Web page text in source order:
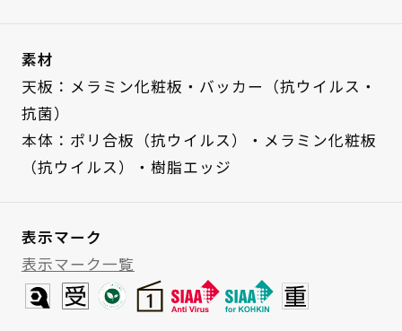
素材
天板：メラミン化粧板・バッカー（抗ウイルス・
抗菌）
本体：ポリ合板（抗ウイルス）・メラミン化粧板
（抗ウイルス）・樹脂エッジ
表示マーク
表示マーク一覧